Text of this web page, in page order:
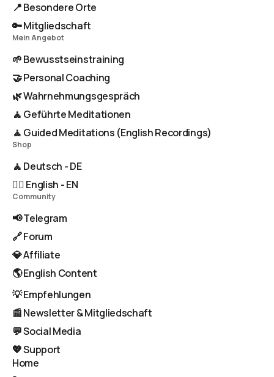
📍 Besondere Orte
🔑 Mitgliedschaft
Mein Angebot
🌱 Bewusstseinstraining
🤝 Personal Coaching
🌿 Wahrnehmungsgespräch
🧘 Geführte Meditationen
🧘 Guided Meditations (English Recordings)
Shop
🧘 Deutsch - DE
🧘‍♂️ English - EN
Community
📢 Telegram
🔗 Forum
💎 Affiliate
🌎 English Content
💡 Empfehlungen
📰 Newsletter & Mitgliedschaft
💬 Social Media
💖 Support
Home